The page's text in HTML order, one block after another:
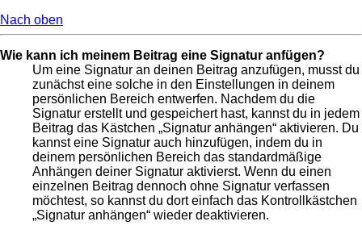
Nach oben
Wie kann ich meinem Beitrag eine Signatur anfügen?
Um eine Signatur an deinen Beitrag anzufügen, musst du
zunächst eine solche in den Einstellungen in deinem
persönlichen Bereich entwerfen. Nachdem du die
Signatur erstellt und gespeichert hast, kannst du in jedem
Beitrag das Kästchen „Signatur anhängen“ aktivieren. Du
kannst eine Signatur auch hinzufügen, indem du in
deinem persönlichen Bereich das standardmäßige
Anhängen deiner Signatur aktivierst. Wenn du einen
einzelnen Beitrag dennoch ohne Signatur verfassen
möchtest, so kannst du dort einfach das Kontrollkästchen
„Signatur anhängen“ wieder deaktivieren.